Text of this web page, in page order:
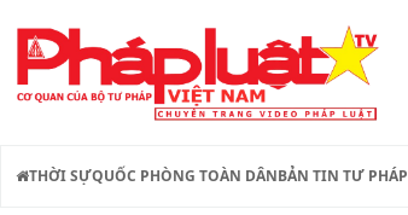
THỜI SỰQUỐC PHÒNG TOÀN DÂNBẢN TIN TƯ PHÁP